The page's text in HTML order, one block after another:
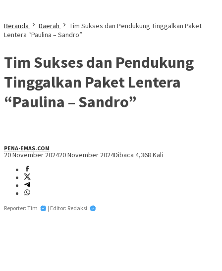
Beranda Daerah
Tim Sukses dan Pendukung Tinggalkan Paket
Lentera “Paulina – Sandro”
Tim Sukses dan Pendukung
Tinggalkan Paket Lentera
“Paulina – Sandro”
PENA-EMAS.COM
20 November 202420 November 2024Dibaca 4,368 Kali
Reporter: Tim | Editor: Redaksi